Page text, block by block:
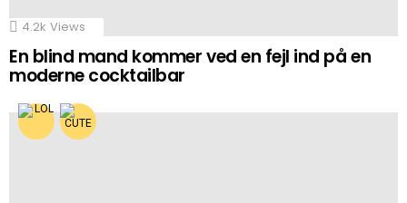
4.2k Views
En blind mand kommer ved en fejl ind på en
moderne cocktailbar